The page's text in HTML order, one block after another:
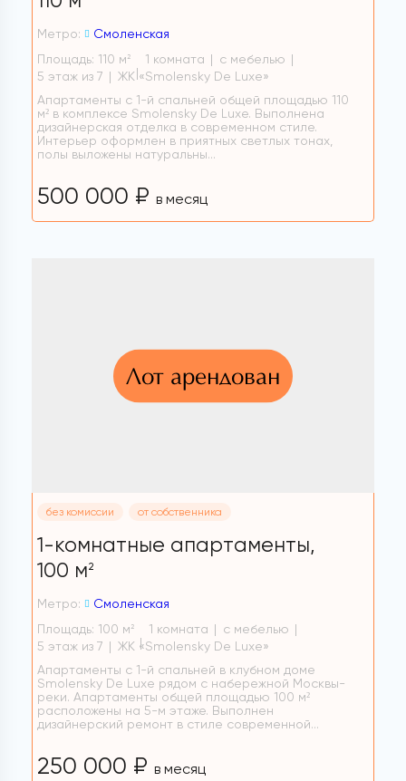
Метро:
Смоленская
Площадь: 110 м 2 1 комната
с мебелью
5 этаж из 7
ЖК «Smolensky De Luxe»
Апартаменты с 1-й спальней общей площадью 110
м² в комплексе Smolensky De Luxe. Выполнена
дизайнерская отделка в современном стиле.
Интерьер оформлен в приятных светлых тонах,
полы выложены натуральны...
500 000 ₽ в месяц
Лот арендован
без комиссии от собственника
1-комнатные апартаменты,
100 м2
Метро:
Смоленская
Площадь: 100 м 2 1 комната
с мебелью
5 этаж из 7
ЖК «Smolensky De Luxe»
Апартаменты с 1-й спальней в клубном доме
Smolensky De Luxe рядом с набережной Москвы-
реки. Апартаменты общей площадью 100 м²
расположены на 5-м этаже. Выполнен
дизайнерский ремонт в стиле современной...
250 000 ₽ в месяц